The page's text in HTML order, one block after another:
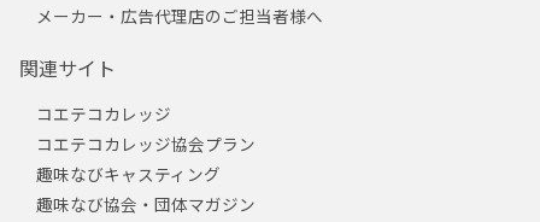
メーカー・広告代理店のご担当者様へ
関連サイト
コエテコカレッジ
コエテコカレッジ協会プラン
趣味なびキャスティング
趣味なび協会・団体マガジン